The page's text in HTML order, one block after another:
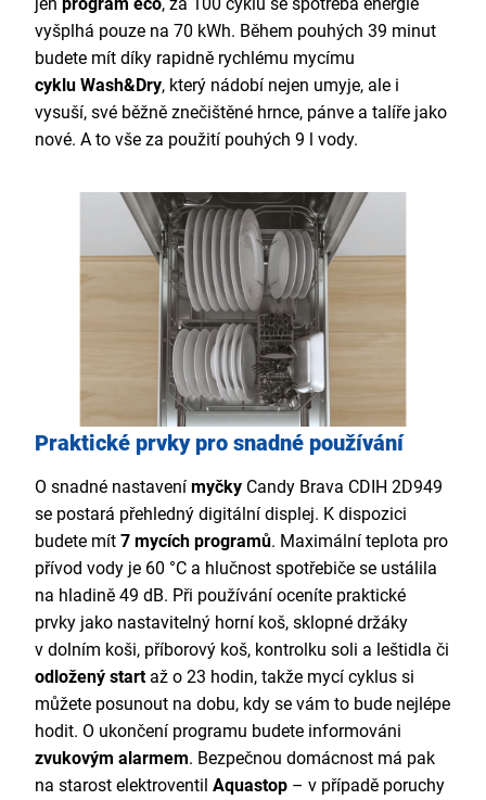
vyšplhá pouze na 70 kWh. Během pouhých 39 minut
budete mít díky rapidně rychlému mycímu
cyklu Wash&Dry, který nádobí nejen umyje, ale i
vysuší, své běžně znečištěné hrnce, pánve a talíře jako
nové. A to vše za použití pouhých 9 l vody.
Praktické prvky pro snadné používání
O snadné nastavení myčky Candy Brava CDIH 2D949
se postará přehledný digitální displej. K dispozici
budete mít 7 mycích programů. Maximální teplota pro
přívod vody je 60 °C a hlučnost spotřebiče se ustálila
na hladině 49 dB. Při používání oceníte praktické
prvky jako nastavitelný horní koš, sklopné držáky
v dolním koši, příborový koš, kontrolku soli a leštidla či
odložený start až o 23 hodin, takže mycí cyklus si
můžete posunout na dobu, kdy se vám to bude nejlépe
hodit. O ukončení programu budete informováni
zvukovým alarmem. Bezpečnou domácnost má pak
na starost elektroventil Aquastop – v případě poruchy